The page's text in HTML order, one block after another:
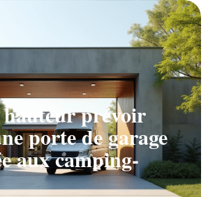
hauteur prévoir
porte de garage
aux camping-